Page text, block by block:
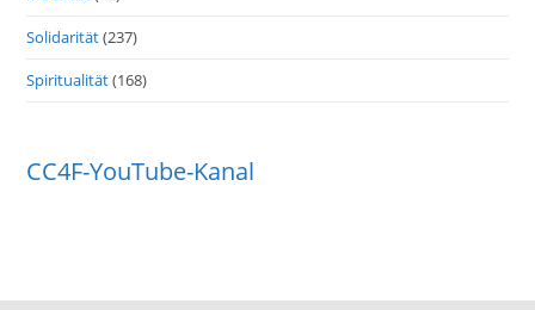
Solidarität(237)
Spiritualität(168)
CC4F-YouTube-Kanal